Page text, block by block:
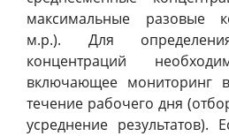
максимальные разовые
м.р.). Для
концентраций
включающее мониторинг
течение рабочего дня
усреднение результатов).